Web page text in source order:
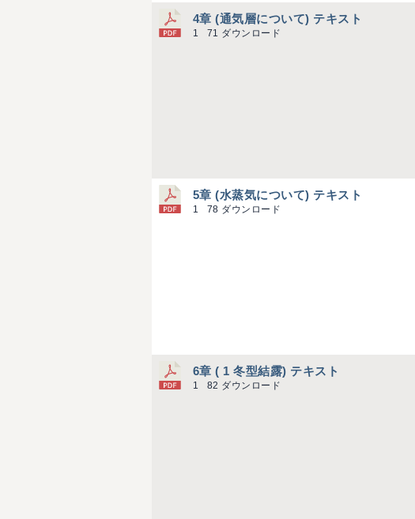
4章 (通気層について) テキスト
1 71 ダウンロード
5章 (水蒸気について) テキスト
1 78 ダウンロード
6章 ( 1 冬型結露) テキスト
1 82 ダウンロード